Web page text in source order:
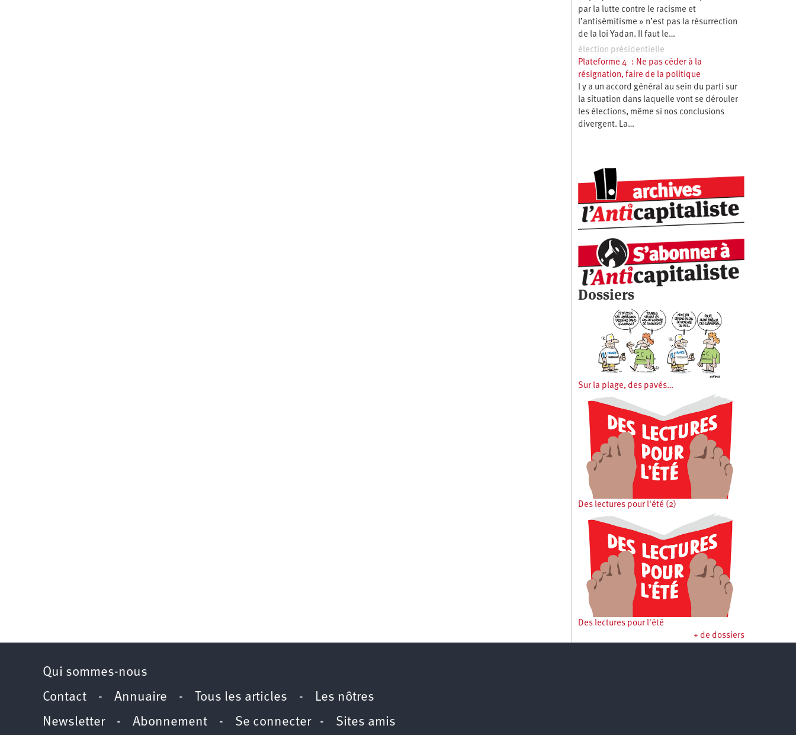
par la lutte contre le racisme et
l’antisémitisme » n’est pas la résurrection
de la loi Yadan. Il faut le…
élection présidentielle
Plateforme 4 : Ne pas céder à la
résignation, faire de la politique
l y a un accord général au sein du parti sur
la situation dans laquelle vont se dérouler
les élections, même si nos conclusions
divergent. La…
Dossiers
Sur la plage, des pavés…
Des lectures pour l'été (2)
Des lectures pour l'été
+ de dossiers
Qui sommes-nous
Contact - Annuaire - Tous les articles - Les nôtres
Newsletter- Abonnement - Se connecter- Sites amis